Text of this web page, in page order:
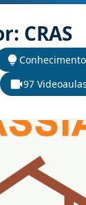
CRAS
97 Videoaulas